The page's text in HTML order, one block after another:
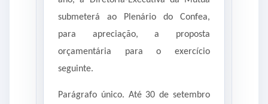
submeterá ao Plenário do Confea,
para apreciação, a proposta
orçamentária para o exercício
seguinte.
Parágrafo único. Até 30 de setembro